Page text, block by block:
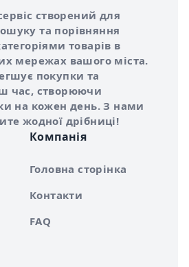
створений для
та порівняння
товарів в
мережах вашого міста.
покупки та
час, створюючи
на кожен день. З нами
жодної дрібниці!
Компанія
Головна сторінка
Контакти
FAQ